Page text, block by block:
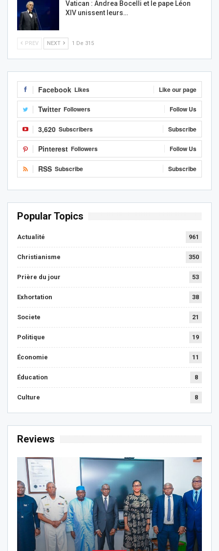
Vatican : Andrea Bocelli et le pape Léon
XIV unissent leurs…
PREV NEXT 1 De 315
Facebook Likes Like our page
Twitter Followers Follow Us
3,620 Subscribers Subscribe
Pinterest Followers Follow Us
RSS Subscribe Subscribe
Popular Topics
Actualité 961
Christianisme 350
Prière du jour 53
Exhortation 38
Societe 21
Politique 19
Économie 11
Éducation 8
Culture 8
Reviews